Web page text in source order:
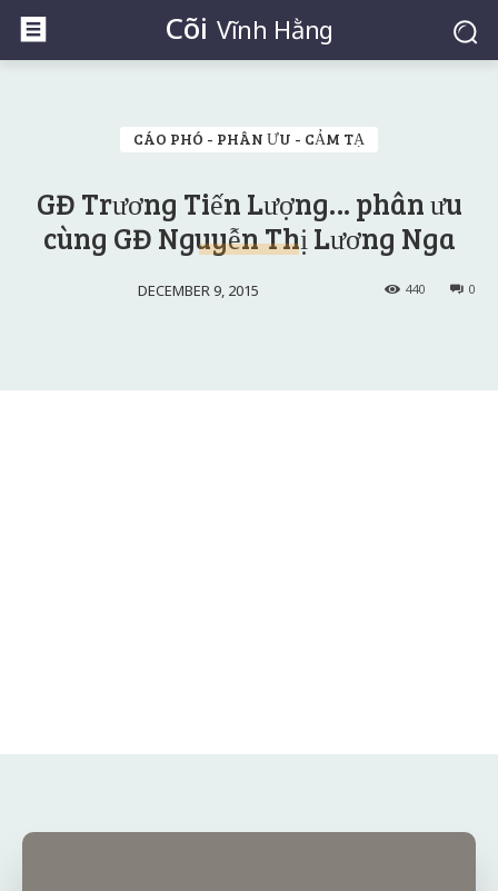
Cõi Vĩnh Hằng
CÁO PHÓ - PHÂN ƯU - CẢM TẠ
GĐ Trương Tiến Lượng… phân ưu
cùng GĐ Nguyễn Thị Lương Nga
DECEMBER 9, 2015 0
440